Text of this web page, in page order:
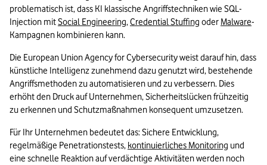
problematisch ist, dass KI klassische Angriffstechniken wie SQL-
Injection mit Social Engineering, Credential Stuffing oder Malware-
Kampagnen kombinieren kann.
Die European Union Agency for Cybersecurity weist darauf hin, dass
künstliche Intelligenz zunehmend dazu genutzt wird, bestehende
Angriffsmethoden zu automatisieren und zu verbessern. Dies
erhöht den Druck auf Unternehmen, Sicherheitslücken frühzeitig
zu erkennen und Schutzmaßnahmen konsequent umzusetzen.
Für Ihr Unternehmen bedeutet das: Sichere Entwicklung,
regelmäßige Penetrationstests, kontinuierliches Monitoring und
eine schnelle Reaktion auf verdächtige Aktivitäten werden noch